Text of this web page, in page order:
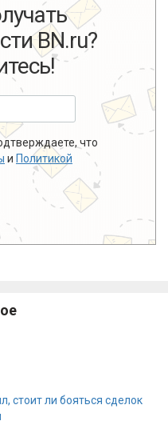
BN.ru?
что
и Политикой
стоит ли бояться сделок